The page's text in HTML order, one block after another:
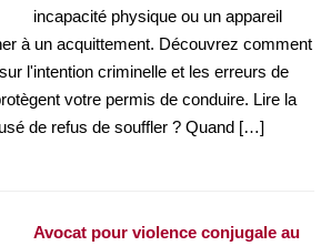
incapacité physique ou un appareil
à un acquittement. Découvrez comment
l'intention criminelle et les erreurs de
votre permis de conduire. Lire la
de refus de souffler ? Quand […]
Avocat pour violence conjugale au